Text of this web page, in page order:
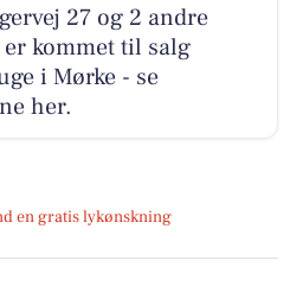
27 og 2 andre
kommet til salg
i Mørke - se
her.
en gratis lykønskning